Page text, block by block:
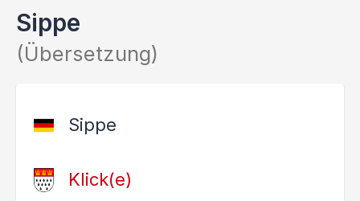
Sippe
(Übersetzung)
Sippe
Klick(e)